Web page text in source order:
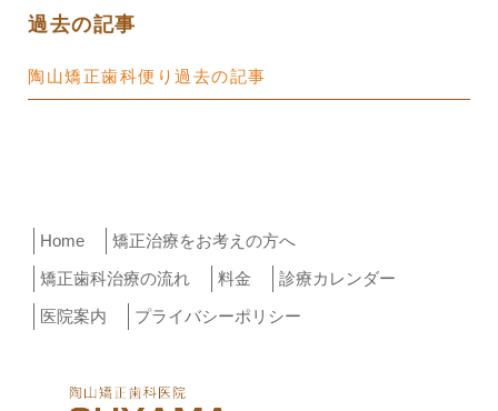
過去の記事
陶山矯正歯科便り過去の記事
Home
矯正治療をお考えの方へ
矯正歯科治療の流れ
料金
診療カレンダー
医院案内
プライバシーポリシー